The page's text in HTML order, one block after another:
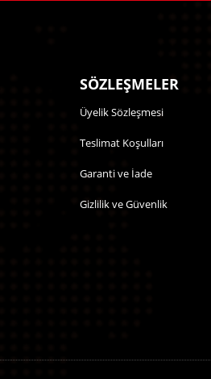
SÖZLEŞMELER
Üyelik Sözleşmesi
Teslimat Koşulları
Garanti ve İade
Gizlilik ve Güvenlik